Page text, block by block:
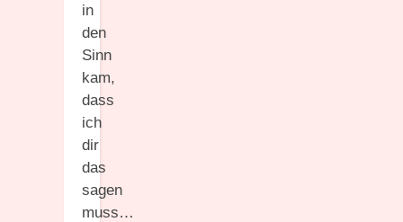
in
den
Sinn
kam,
dass
ich
dir
das
sagen
muss…